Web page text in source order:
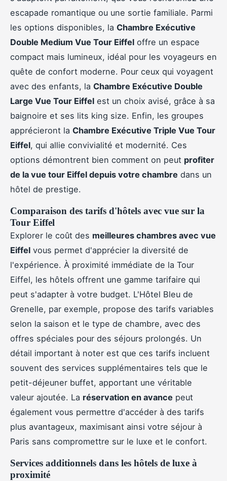
escapade romantique ou une sortie familiale. Parmi
les options disponibles, la Chambre Exécutive
Double Medium Vue Tour Eiffel offre un espace
compact mais lumineux, idéal pour les voyageurs en
quête de confort moderne. Pour ceux qui voyagent
avec des enfants, la Chambre Exécutive Double
Large Vue Tour Eiffel est un choix avisé, grâce à sa
baignoire et ses lits king size. Enfin, les groupes
apprécieront la Chambre Exécutive Triple Vue Tour
Eiffel, qui allie convivialité et modernité. Ces
options démontrent bien comment on peut profiter
de la vue tour Eiffel depuis votre chambre dans un
hôtel de prestige.
Comparaison des tarifs d'hôtels avec vue sur la
Tour Eiffel
Explorer le coût des meilleures chambres avec vue
Eiffel vous permet d'apprécier la diversité de
l'expérience. À proximité immédiate de la Tour
Eiffel, les hôtels offrent une gamme tarifaire qui
peut s'adapter à votre budget. L'Hôtel Bleu de
Grenelle, par exemple, propose des tarifs variables
selon la saison et le type de chambre, avec des
offres spéciales pour des séjours prolongés. Un
détail important à noter est que ces tarifs incluent
souvent des services supplémentaires tels que le
petit-déjeuner buffet, apportant une véritable
valeur ajoutée. La réservation en avance peut
également vous permettre d'accéder à des tarifs
plus avantageux, maximisant ainsi votre séjour à
Paris sans compromettre sur le luxe et le confort.
Services additionnels dans les hôtels de luxe à
proximité